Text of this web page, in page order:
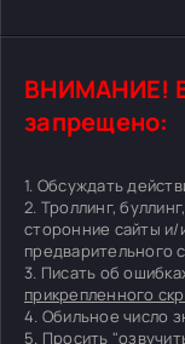
ВНИМАНИЕ!
запрещено:
1. Обсуждать
2. Троллинг,
сторонние сайты и/
предварительного
3. Писать об
прикрепленного
4. Обильное число
5. Просить